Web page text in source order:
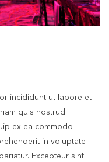
incididunt ut labore et
quis nostrud
ex ea commodo
in voluptate
Excepteur sint